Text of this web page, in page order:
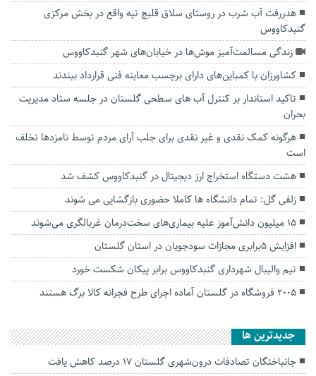
هدررفت آب شرب در روستای سلاق قلیچ تپه واقع در بخش مرکزی
گنبدکاووس
زندگی مسالمت‌آمیز موش‌ها در خیابان‌های شهر گنبدکاووس
کشاورزان با کمباین‌های دارای برچسب معاینه فنی قرارداد ببندند
تاکید استاندار بر کنترل آب های سطحی گلستان در جلسه ستاد مدیریت
بحران
هرگونه کمک نقدی و غیر نقدی برای جلب آرای مردم توسط نامزد‌ها تخلف
است
هشت دستگاه استخراج ارز دیجیتال در گنبدکاووس کشف شد
زلفی گل: تمام دانشگاه ها کاملا حضوری بازگشایی می شوند
۱۵ میلیون دانش‌آموز علیه بیماری‌های سخت‌درمان غربالگری می‌شوند
افزایش ۵برابری مجازات سودجویان در استان گلستان
تیم والیبال شهرداری گنبدکاووس برابر پیکان شکست خورد
۲۰۰۵ فروشگاه در گلستان آماده اجرای طرح فجرانه کالا برگ هستند
جديدترين ها
جانباختگان تصادفات درون‌شهری گلستان ۱۷ درصد کاهش یافت